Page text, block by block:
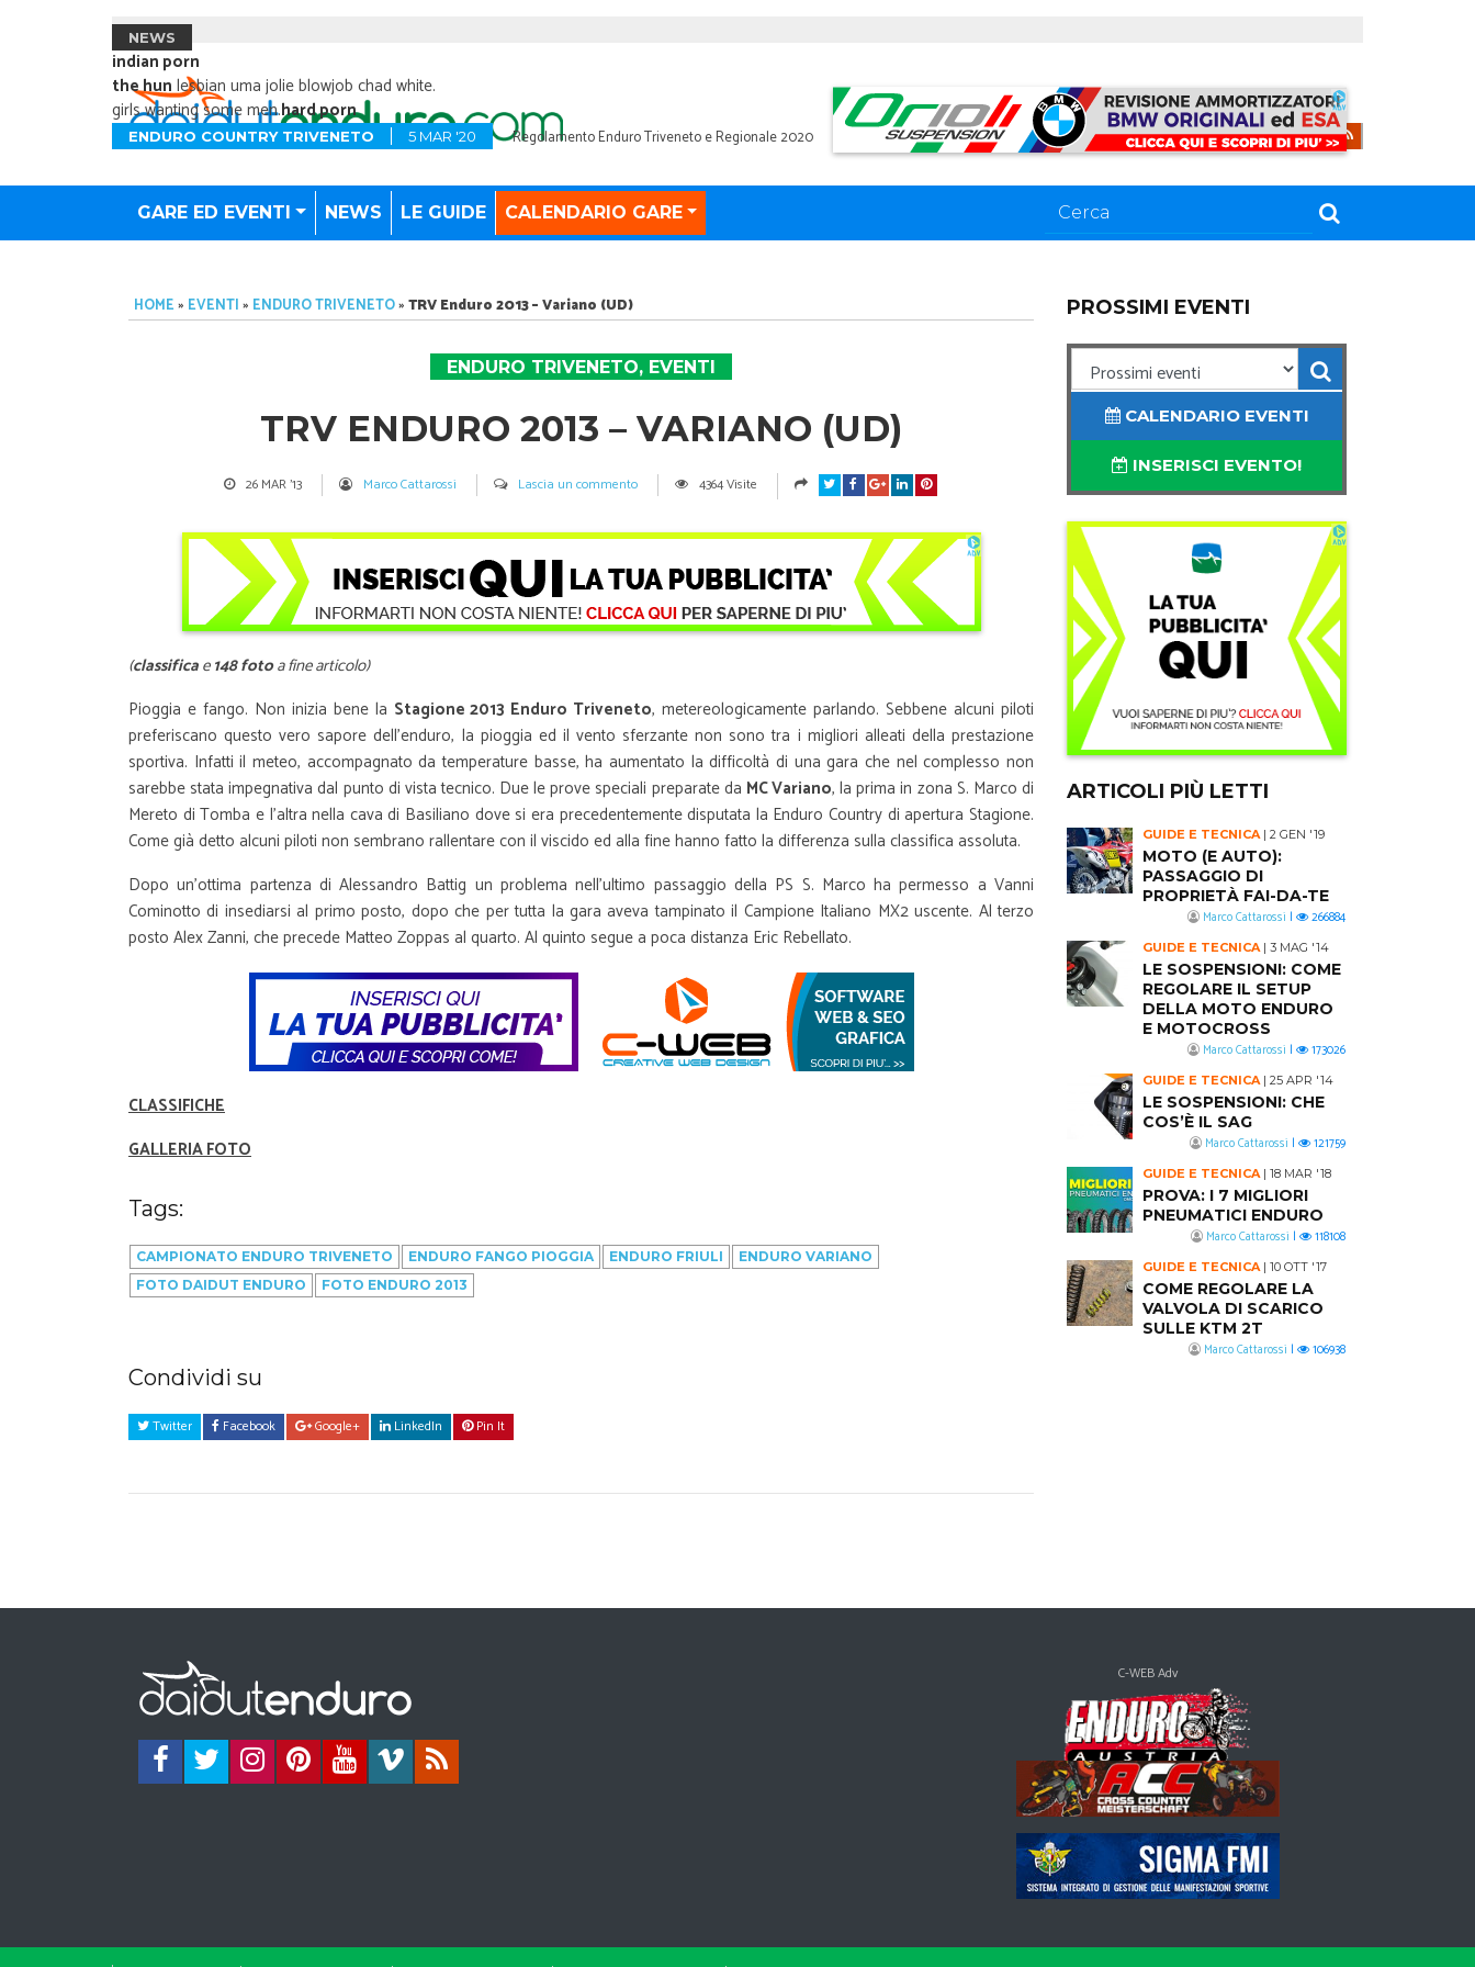
NEWS
indian porn
the hunlesbian uma jolie blowjob chad white.
girls wanting some men.hard porn
ENDURO COUNTRY TRIVENETO 5 MAR '20 Regolamento Enduro Triveneto e Regionale 2020
GARE ED EVENTI NEWS LE GUIDE CALENDARIO GARE
HOME» EVENTI» ENDURO TRIVENETO»TRV Enduro 2013 – Variano (UD)
ENDURO TRIVENETO, EVENTI
TRV ENDURO 2013 – VARIANO (UD)
26 MAR '13 Marco Cattarossi Lascia un commento 4364 Visite
(classificae148 fotoa fine articolo)
Pioggia e fango. Non inizia bene la Stagione 2013 Enduro Triveneto, metereologicamente parlando. Sebbene alcuni piloti
preferiscano questo vero sapore dell’enduro, la pioggia ed il vento sferzante non sono tra i migliori alleati della prestazione
sportiva. Infatti il meteo, accompagnato da temperature basse, ha aumentato la difficoltà di una gara che nel complesso non
sarebbe stata impegnativa dal punto di vista tecnico. Due le prove speciali preparate da MC Variano, la prima in zona S. Marco di
Mereto di Tomba e l’altra nella cava di Basiliano dove si era precedentemente disputata la Enduro Country di apertura Stagione.
Come già detto alcuni piloti non sembrano rallentare con il viscido ed alla fine hanno fatto la differenza sulla classifica assoluta.
Dopo un’ottima partenza di Alessandro Battig un problema nell’ultimo passaggio della PS S. Marco ha permesso a Vanni
Cominotto di insediarsi al primo posto, dopo che per tutta la gara aveva tampinato il Campione Italiano MX2 uscente. Al terzo
posto Alex Zanni, che precede Matteo Zoppas al quarto. Al quinto segue a poca distanza Eric Rebellato.
CLASSIFICHE
GALLERIA FOTO
Tags:
CAMPIONATO ENDURO TRIVENETO ENDURO FANGO PIOGGIA ENDURO FRIULI
ENDURO VARIANO
FOTO DAIDUT ENDURO
FOTO ENDURO 2013
Condividi su
Twitter Facebook Google+ LinkedIn Pin It
PROSSIMI EVENTI
CALENDARIO EVENTI
INSERISCI EVENTO!
ARTICOLI PIÙ LETTI
GUIDE E TECNICA | 2 GEN '19
MOTO (E AUTO):
PASSAGGIO DI
PROPRIETÀ FAI-DA-TE
Marco Cattarossi | 266884
GUIDE E TECNICA | 3 MAG '14
LE SOSPENSIONI: COME
REGOLARE IL SETUP
DELLA MOTO ENDURO
E MOTOCROSS
Marco Cattarossi | 173026
GUIDE E TECNICA | 25 APR '14
LE SOSPENSIONI: CHE
COS’È IL SAG
Marco Cattarossi | 121759
GUIDE E TECNICA | 18 MAR '18
PROVA: I 7 MIGLIORI
PNEUMATICI ENDURO
Marco Cattarossi | 118108
GUIDE E TECNICA | 10 OTT '17
COME REGOLARE LA
VALVOLA DI SCARICO
SULLE KTM 2T
Marco Cattarossi | 106938
C-WEB Adv